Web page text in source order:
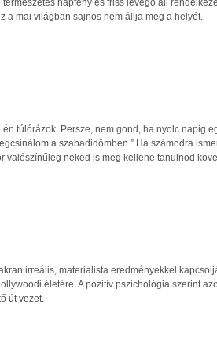
a mai világban sajnos nem állja meg a helyét.
én túlórázok. Persze, nem gond, ha nyolc napig
a szabadidőmben.” Ha számodra
valószínűleg neked is meg kellene tanulnod
irreális, materialista eredményekkel
életére. A pozitív pszichológia szerint
út vezet.